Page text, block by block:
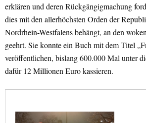
erklären und deren Rückgängigmachung
dies mit den allerhöchsten Orden der
Nordrhein-Westfalens behängt, an den
geehrt. Sie konnte ein Buch mit dem Titel
veröffentlichen, bislang 600.000 Mal unter
dafür 12 Millionen Euro kassieren.